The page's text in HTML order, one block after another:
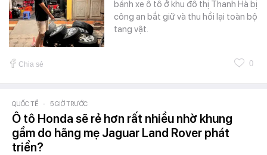
bánh xe ô tô ở khu đô thị Thanh Hà bị
công an bắt giữ và thu hồi lại toàn bộ
tang vật.
Chia sẻ 0
QUỐC TẾ - 5 GIỜ TRƯỚC
Ô tô Honda sẽ rẻ hơn rất nhiều nhờ khung
gầm do hãng mẹ Jaguar Land Rover phát
triển?